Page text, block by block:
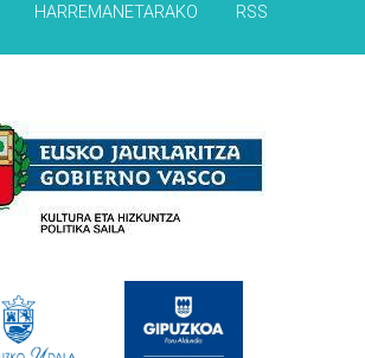
HARREMANETARAKO RSS